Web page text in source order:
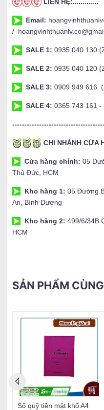
Email:
/
SALE 1: 0935 040 130
SALE 2: 0935 040 120
SALE 3: 0909 949 616
SALE 4: 0365 743 161 -
CHI NHÁNH CỬA
Cửa hàng chính: 05
Thủ Đức, HCM
Kho hàng 1: 05 Đường
An, Bình Dương
Kho hàng 2: 499/6/34B
HCM
SẢN PHẨM
Sổ quỹ tiền mặt khổ A4